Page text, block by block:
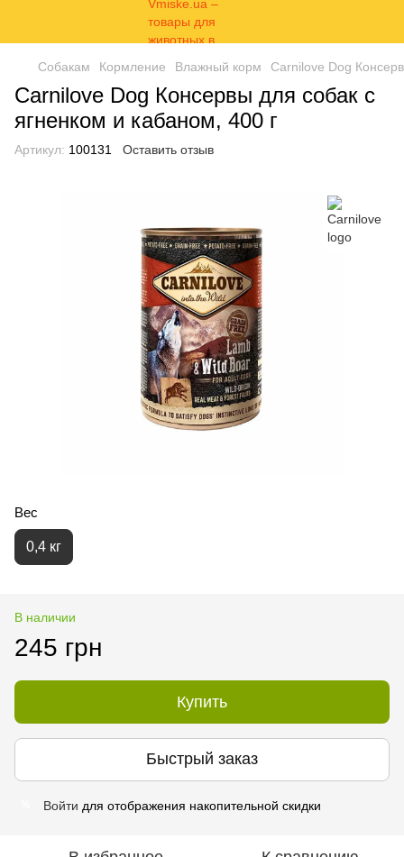
Собакам Кормление Влажный корм Carnilove Dog
Carnilove Dog Консервы для собак с
ягненком и кабаном, 400 г
Артикул: 100131 Оставить отзыв
Вес
0,4 кг
В наличии
245 грн
Купить
Быстрый заказ
Войти для отображения накопительной скидки